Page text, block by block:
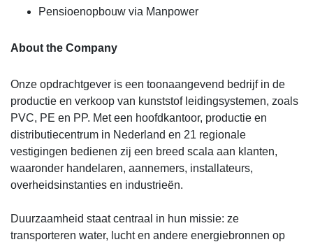
Pensioenopbouw via Manpower
About the Company
Onze opdrachtgever is een toonaangevend bedrijf in de
productie en verkoop van kunststof leidingsystemen, zoals
PVC, PE en PP. Met een hoofdkantoor, productie en
distributiecentrum in Nederland en 21 regionale
vestigingen bedienen zij een breed scala aan klanten,
waaronder handelaren, aannemers, installateurs,
overheidsinstanties en industrieën.
Duurzaamheid staat centraal in hun missie: ze
transporteren water, lucht en andere energiebronnen op